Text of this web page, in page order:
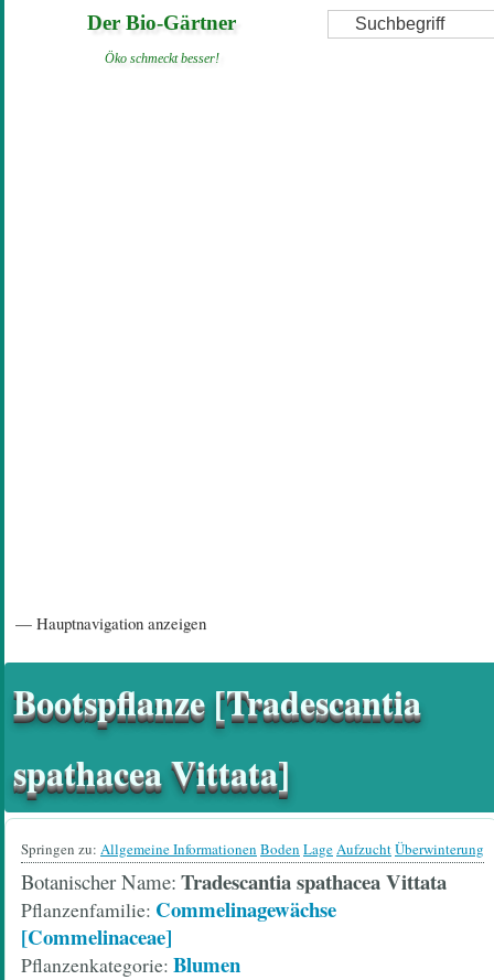
Suche
Der Bio-Gärtner
Öko schmeckt besser!
— Hauptnavigation anzeigen
Bootspflanze [Tradescantia
spathacea Vittata]
Springen zu: Allgemeine Informationen Boden LageAufzuchtÜberwinterung
Botanischer Name Tradescantia spathacea Vittata
Pflanzenfamilie Commelinagewächse
[Commelinaceae]
Pflanzenkategorie Blumen